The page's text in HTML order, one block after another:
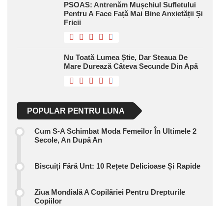
PSOAS: Antrenăm Mușchiul Sufletului
Pentru A Face Față Mai Bine Anxietății Și
Fricii
Nu Toată Lumea Știe, Dar Steaua De
Mare Durează Câteva Secunde Din Apă
POPULAR PENTRU LUNA
Cum S-A Schimbat Moda Femeilor În Ultimele 2
Secole, An După An
Biscuiți Fără Unt: 10 Rețete Delicioase Și Rapide
Ziua Mondială A Copilăriei Pentru Drepturile
Copiilor